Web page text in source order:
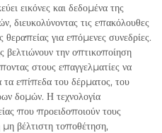
εικόνες και δεδομένα της
διευκολύνοντας τις επακόλουθες
θεραπείας για επόμενες συνεδρίες.
βελτιώνουν την οπτικοποίηση
στους επαγγελματίες να
τα επίπεδα του δέρματος, του
δομών. Η τεχνολογία
που προειδοποιούν τους
μη βέλτιστη τοποθέτηση,